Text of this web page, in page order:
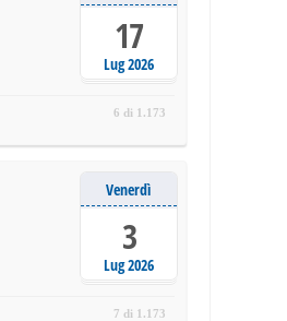
Lug 2026
17
6 di 1.173
Lug 2026
Venerdì
3
7 di 1.173